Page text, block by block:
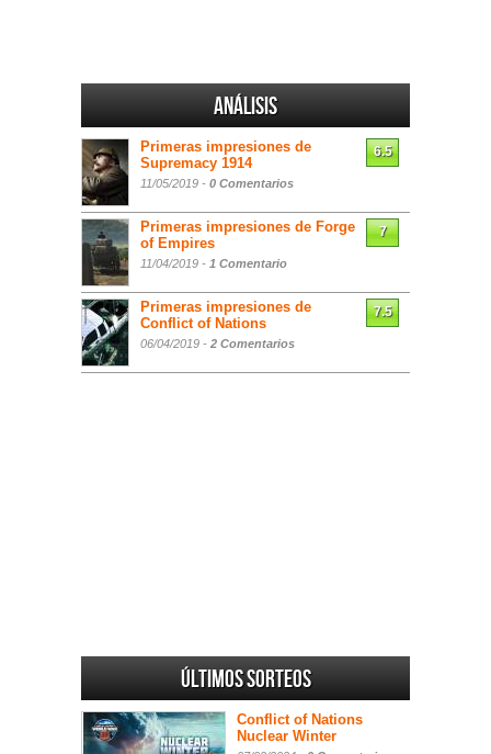
Análisis
Primeras impresiones de
Supremacy 1914
11/05/2019 - 0 Comentarios
6.5
Primeras impresiones de Forge
of Empires
11/04/2019 - 1 Comentario
7
Primeras impresiones de
Conflict of Nations
06/04/2019 - 2 Comentarios
7.5
Últimos sorteos
Conflict of Nations
Nuclear Winter